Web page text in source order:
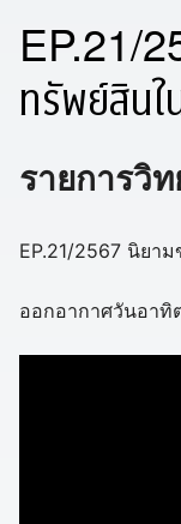
EP.21/
ทรัพย์สิน
รายการวิ
EP.21/2567 นิยา
ออกอากาศวันอา